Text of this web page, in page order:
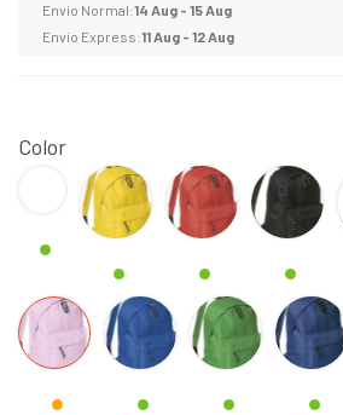
Envio Normal:14 Aug - 15 Aug
Envio Express:11 Aug - 12 Aug
Color
BLANCOAmarillo Rojo Negro
ROSA AZUL VERDE MARINO